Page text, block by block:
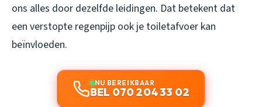
ons alles door dezelfde leidingen. Dat betekent dat
een verstopte regenpijp ook je toiletafvoer kan
beïnvloeden.
NU BEREIKBAAR
BEL 070 204 33 02